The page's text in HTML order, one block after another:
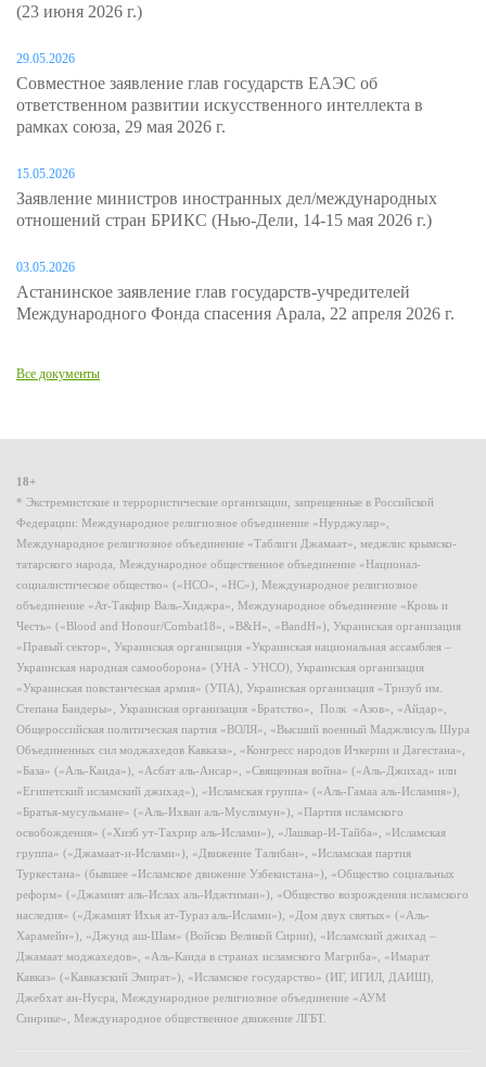
(23 июня 2026 г.)
29.05.2026
Совместное заявление глав государств ЕАЭС об
ответственном развитии искусственного интеллекта в
рамках союза, 29 мая 2026 г.
15.05.2026
Заявление министров иностранных дел/международных
отношений стран БРИКС (Нью-Дели, 14-15 мая 2026 г.)
03.05.2026
Астанинское заявление глав государств-учредителей
Международного Фонда спасения Арала, 22 апреля 2026 г.
Все документы
18+
* Экстремистские и террористические организации, запрещенные в Российской
Федерации: Международное религиозное объединение «Нурджулар»,
Международное религиозное объединение «Таблиги Джамаат», меджлис крымско-
татарского народа, Международное общественное объединение «Национал-
социалистическое общество» («НСО», «НС»), Международное религиозное
объединение «Ат-Такфир Валь-Хиджра», Международное объединение «Кровь и
Честь» («Blood and Honour/Combat18», «B&H», «BandH»), Украинская организация
«Правый сектор», Украинская организация «Украинская национальная ассамблея –
Украинская народная самооборона» (УНА - УНСО), Украинская организация
«Украинская повстанческая армия» (УПА), Украинская организация «Тризуб им.
Степана Бандеры», Украинская организация «Братство», Полк «Азов», «Айдар»,
Общероссийская политическая партия «ВОЛЯ», «Высший военный Маджлисуль Шура
Объединенных сил моджахедов Кавказа», «Конгресс народов Ичкерии и Дагестана»,
«База» («Аль-Каида»), «Асбат аль-Ансар», «Священная война» («Аль-Джихад» или
«Египетский исламский джихад»), «Исламская группа» («Аль-Гамаа аль-Исламия»),
«Братья-мусульмане» («Аль-Ихван аль-Муслимун»), «Партия исламского
освобождения» («Хизб ут-Тахрир аль-Ислами»), «Лашкар-И-Тайба», «Исламская
группа» («Джамаат-и-Ислами»), «Движение Талибан», «Исламская партия
Туркестана» (бывшее «Исламское движение Узбекистана»), «Общество социальных
реформ» («Джамият аль-Ислах аль-Иджтимаи»), «Общество возрождения исламского
наследия» («Джамият Ихья ат-Тураз аль-Ислами»), «Дом двух святых» («Аль-
Харамейн»), «Джунд аш-Шам» (Войско Великой Сирии), «Исламский джихад –
Джамаат моджахедов», «Аль-Каида в странах исламского Магриба», «Имарат
Кавказ» («Кавказский Эмират»), «Исламское государство» (ИГ, ИГИЛ, ДАИШ),
Джебхат ан-Нусра, Международное религиозное объединение «АУМ
Синрике», Международное общественное движение ЛГБТ.